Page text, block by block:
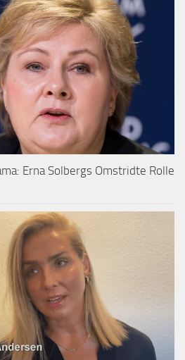
Erna Solbergs Omstridte Rolle